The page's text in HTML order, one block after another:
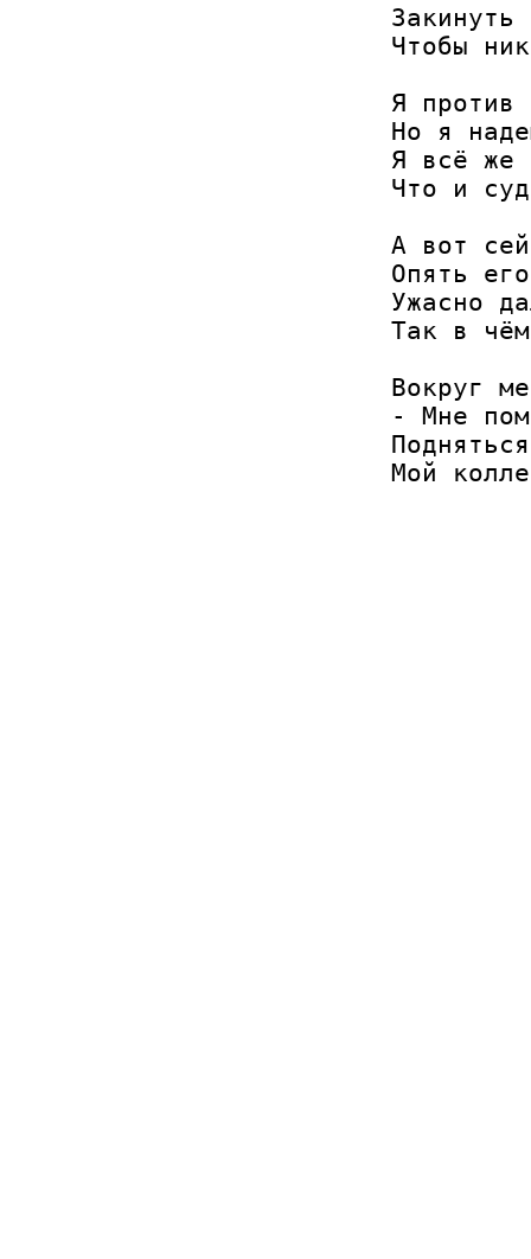
Чтобы
Я против
Но я
Я всё же
Что и
А вот
Опять
Ужасно
Так в
Вокруг
- Мне